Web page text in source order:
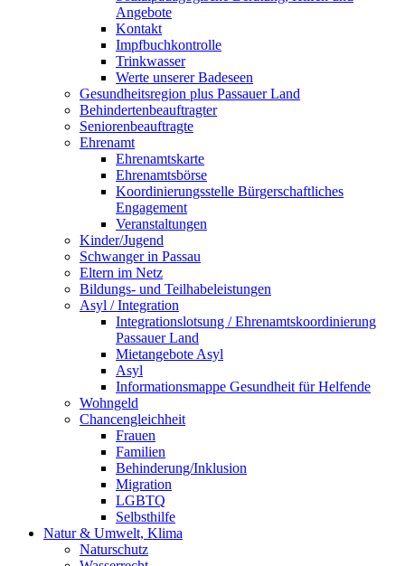
Angebote
Kontakt
Impfbuchkontrolle
Trinkwasser
Werte unserer Badeseen
Gesundheitsregion plus Passauer Land
Behindertenbeauftragter
Seniorenbeauftragte
Ehrenamt
Ehrenamtskarte
Ehrenamtsbörse
Koordinierungsstelle Bürgerschaftliches
Engagement
Veranstaltungen
Kinder/Jugend
Schwanger in Passau
Eltern im Netz
Bildungs- und Teilhabeleistungen
Asyl / Integration
Integrationslotsung / Ehrenamtskoordinierung
Passauer Land
Mietangebote Asyl
Asyl
Informationsmappe Gesundheit für Helfende
Wohngeld
Chancengleichheit
Frauen
Familien
Behinderung/Inklusion
Migration
LGBTQ
Selbsthilfe
Natur & Umwelt, Klima
Naturschutz